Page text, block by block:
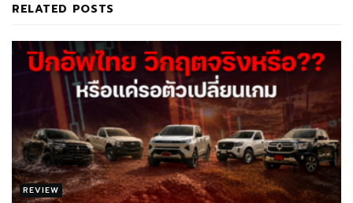
RELATED POSTS
REVIEW